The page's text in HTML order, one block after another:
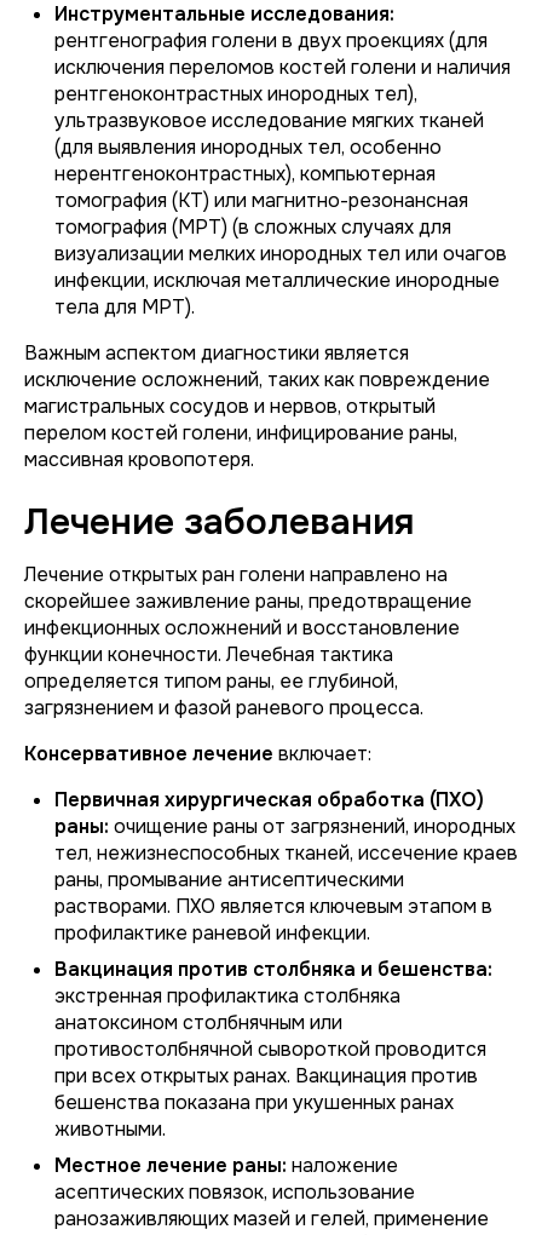
Инструментальные исследования:
рентгенография голени в двух проекциях (для
исключения переломов костей голени и наличия
рентгеноконтрастных инородных тел),
ультразвуковое исследование мягких тканей
(для выявления инородных тел, особенно
нерентгеноконтрастных), компьютерная
томография (КТ) или магнитно-резонансная
томография (МРТ) (в сложных случаях для
визуализации мелких инородных тел или очагов
инфекции, исключая металлические инородные
тела для МРТ).
Важным аспектом диагностики является
исключение осложнений, таких как повреждение
магистральных сосудов и нервов, открытый
перелом костей голени, инфицирование раны,
массивная кровопотеря.
Лечение заболевания
Лечение открытых ран голени направлено на
скорейшее заживление раны, предотвращение
инфекционных осложнений и восстановление
функции конечности. Лечебная тактика
определяется типом раны, ее глубиной,
загрязнением и фазой раневого процесса.
Консервативное лечение включает:
Первичная хирургическая обработка (ПХО)
раны: очищение раны от загрязнений, инородных
тел, нежизнеспособных тканей, иссечение краев
раны, промывание антисептическими
растворами. ПХО является ключевым этапом в
профилактике раневой инфекции.
Вакцинация против столбняка и бешенства:
экстренная профилактика столбняка
анатоксином столбнячным или
противостолбнячной сывороткой проводится
при всех открытых ранах. Вакцинация против
бешенства показана при укушенных ранах
животными.
Местное лечение раны: наложение
асептических повязок, использование
ранозаживляющих мазей и гелей, применение